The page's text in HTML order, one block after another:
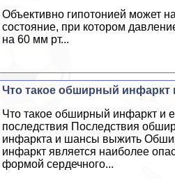
Объективно гипотонией может
состояние, при котором
на 60 мм рт...
Что такое обширный инфаркт
Что такое обширный инфаркт и
последствия Последствия
инфаркта и шансы выжить
инфаркт является наиболее
формой сердечного...